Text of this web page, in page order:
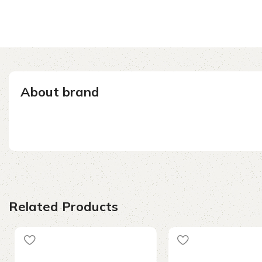
About brand
Related Products